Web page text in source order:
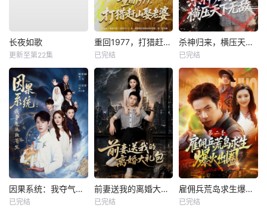
长夜如歌
更新至第22集
重回1977，打猎赶山娶老婆
已完结
杀神归来，横压天下无敌
已完结
因果系统：我夺气运救苍生
已完结
前妻送我的离婚大礼包
已完结
雇佣兵荒岛求生爆火出圈第二季
已完结